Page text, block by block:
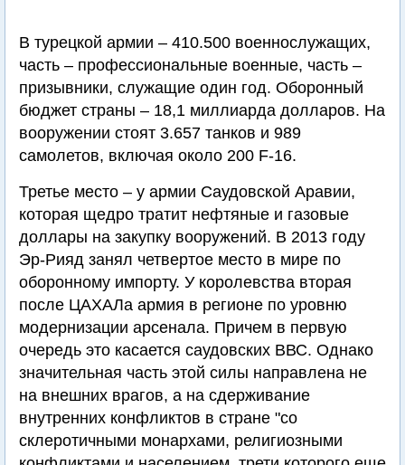
В турецкой армии – 410.500 военнослужащих,
часть – профессиональные военные, часть –
призывники, служащие один год. Оборонный
бюджет страны – 18,1 миллиарда долларов. На
вооружении стоят 3.657 танков и 989
самолетов, включая около 200 F-16.
Третье место – у армии Саудовской Аравии,
которая щедро тратит нефтяные и газовые
доллары на закупку вооружений. В 2013 году
Эр-Рияд занял четвертое место в мире по
оборонному импорту. У королевства вторая
после ЦАХАЛа армия в регионе по уровню
модернизации арсенала. Причем в первую
очередь это касается саудовских ВВС. Однако
значительная часть этой силы направлена не
на внешних врагов, а на сдерживание
внутренних конфликтов в стране "со
склеротичными монархами, религиозными